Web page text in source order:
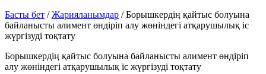
Басты бет /Жарияланымдар /Борышкердің қайтыс болуына
байланысты алимент өндіріп алу жөніндегі атқарушылық іс
жүргізуді тоқтату
Борышкердің қайтыс болуына байланысты алимент өндіріп
алу жөніндегі атқарушылық іс жүргізуді тоқтату